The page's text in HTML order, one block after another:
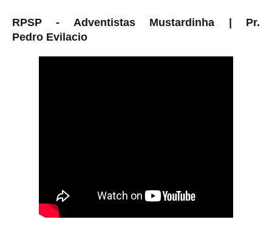
RPSP - Adventistas Mustardinha | Pr.
Pedro Evilacio